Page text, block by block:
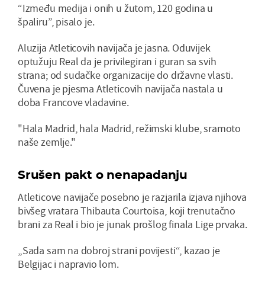
“Između medija i onih u žutom, 120 godina u
špaliru”, pisalo je.
Aluzija Atleticovih navijača je jasna. Oduvijek
optužuju Real da je privilegiran i guran sa svih
strana; od sudačke organizacije do državne vlasti.
Čuvena je pjesma Atleticovih navijača nastala u
doba Francove vladavine.
"Hala Madrid, hala Madrid, režimski klube, sramoto
naše zemlje."
Srušen pakt o nenapadanju
Atleticove navijače posebno je razjarila izjava njihova
bivšeg vratara Thibauta Courtoisa, koji trenutačno
brani za Real i bio je junak prošlog finala Lige prvaka.
„Sada sam na dobroj strani povijesti“, kazao je
Belgijac i napravio lom.